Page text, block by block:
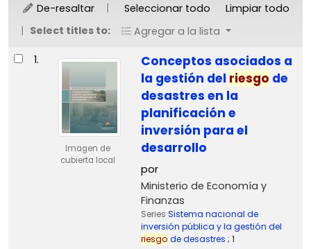
De-resaltar Seleccionar todo
Limpiar todo
Select titles to:
Agregar a la lista
Resultados
1.
Imagen de
cubierta local
Conceptos asociados a
la gestión del riesgo de
desastres en la
planificación e
inversión para el
desarrollo
por
Ministerio de Economía y
Finanzas
Series Sistema nacional de
inversión pública y la gestión del
riesgo de desastres ; 1